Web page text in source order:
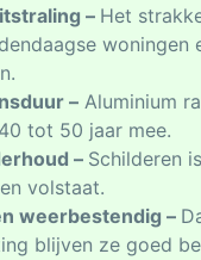
– Het
woningen
– Aluminium
tot 50 jaar mee.
– Schilderen
volstaat.
weerbestendig –
blijven ze goed